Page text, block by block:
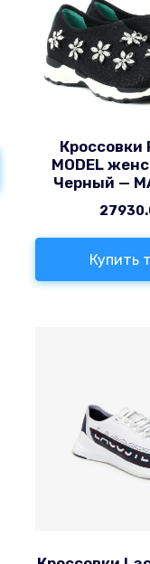
Кроссовки
MODEL
Черный —
Купить